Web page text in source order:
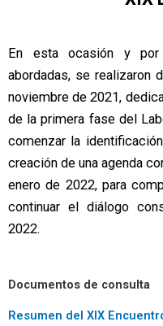
En esta ocasión y
abordadas, se realizaron
noviembre de 2021,
de la primera fase del
comenzar la
creación de una agenda
enero de 2022, para
continuar el diálogo
2022.
Documentos de consulta
Resumen del XIX